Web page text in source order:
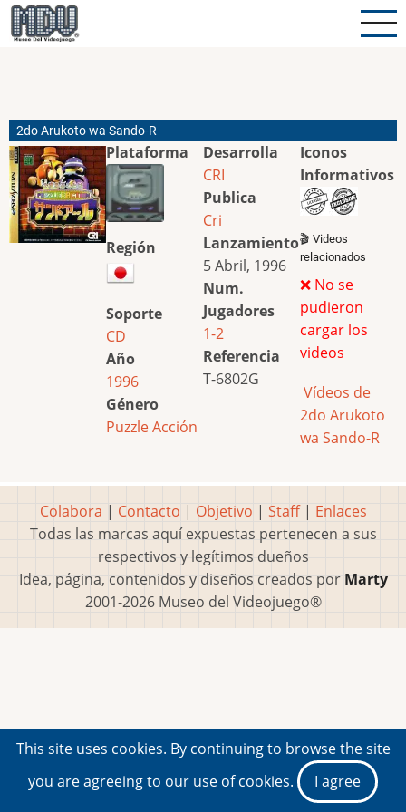
Pasar
al
2do Arukoto wa Sando-R
Plataforma
Región
Soporte
CD
Año
1996
Género
PuzzleAcción
Desarrolla
CRI
Publica
Cri
Lanzamiento
5 Abril, 1996
Num.
Jugadores
1-2
Referencia
T-6802G
Iconos
Informativos
🎬 Videos
relacionados
❌ No se
pudieron
cargar los
videos
Vídeos de
2do Arukoto
wa Sando-R
Colabora | Contacto | Objetivo | Staff| Enlaces
Todas las marcas aquí expuestas pertenecen a sus
respectivos y legítimos dueños
Idea, página, contenidos y diseños creados por Marty
2001-2026 Museo del Videojuego®
This site uses cookies. By continuing to browse the site
you are agreeing to our use of cookies.
I agree